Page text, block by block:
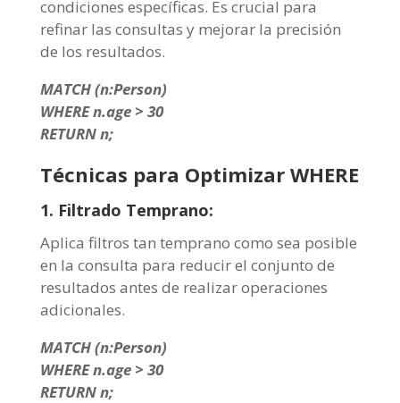
condiciones específicas. Es crucial para
refinar las consultas y mejorar la precisión
de los resultados.
MATCH (n:Person)
WHERE n.age > 30
RETURN n;
Técnicas para Optimizar WHERE
1. Filtrado Temprano:
Aplica filtros tan temprano como sea posible
en la consulta para reducir el conjunto de
resultados antes de realizar operaciones
adicionales.
MATCH (n:Person)
WHERE n.age > 30
RETURN n;